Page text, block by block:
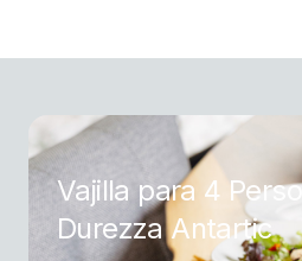
Vajilla para 4
Durezza Antartic